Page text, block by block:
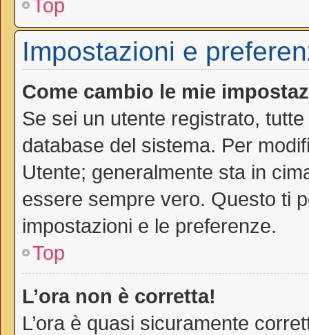
Top
Impostazioni e
Come cambio le mie
Se sei un utente registrato,
database del sistema. Per
Utente; generalmente sta in
essere sempre vero. Questo ti
impostazioni e le preferenze.
Top
L’ora non è corretta!
L’ora è quasi sicuramente